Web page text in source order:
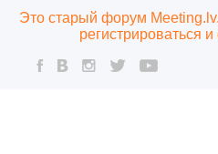
Это старый форум
регистрироваться